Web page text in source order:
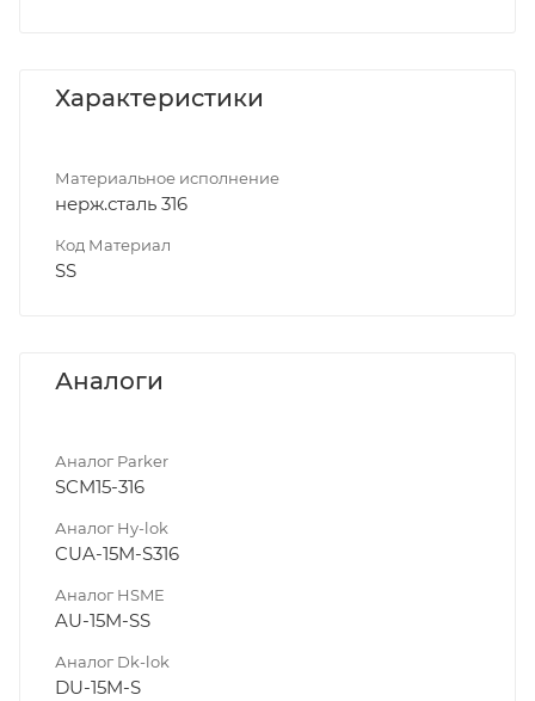
Характеристики
Материальное исполнение
нерж.сталь 316
Код Материал
SS
Аналоги
Аналог Parker
SCM15-316
Аналог Hy-lok
CUA-15M-S316
Аналог HSME
AU-15M-SS
Аналог Dk-lok
DU-15M-S